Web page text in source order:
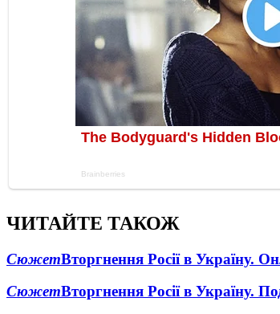
ЧИТАЙТЕ ТАКОЖ
СюжетВторгнення Росії в Україну.
СюжетВторгнення Росії в Україну.